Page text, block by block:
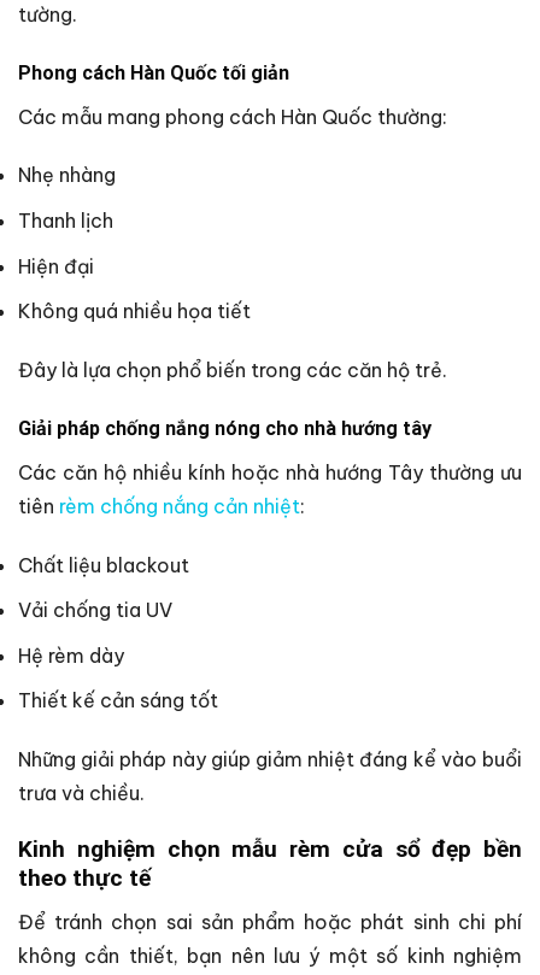
tường.
Phong cách Hàn Quốc tối giản
Các mẫu mang phong cách Hàn Quốc thường:
Nhẹ nhàng
Thanh lịch
Hiện đại
Không quá nhiều họa tiết
Đây là lựa chọn phổ biến trong các căn hộ trẻ.
Giải pháp chống nắng nóng cho nhà hướng tây
Các căn hộ nhiều kính hoặc nhà hướng Tây thường ưu
tiên rèm chống nắng cản nhiệt:
Chất liệu blackout
Vải chống tia UV
Hệ rèm dày
Thiết kế cản sáng tốt
Những giải pháp này giúp giảm nhiệt đáng kể vào buổi
trưa và chiều.
Kinh nghiệm chọn mẫu rèm cửa sổ đẹp bền
theo thực tế
Để tránh chọn sai sản phẩm hoặc phát sinh chi phí
không cần thiết, bạn nên lưu ý một số kinh nghiệm